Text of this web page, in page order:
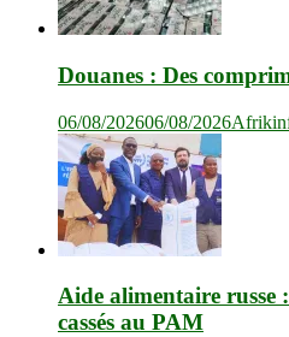
Douanes : Des
06/08/202606/08/2026
Aide alimentaire russe
cassés au PAM